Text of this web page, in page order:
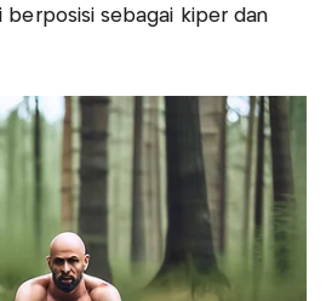
berposisi sebagai kiper dan